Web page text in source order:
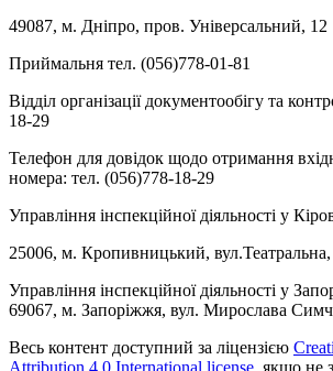
49087, м. Дніпро, пров. Універсальний, 12
Приймальня тел. (056)778-01-81
Відділ організації документообігу та
18-29
Телефон для довідок щодо отримання
номера: тел. (056)778-18-29
Управління інспекційної діяльності у
25006, м. Кропивницький,
Управління інспекційної діяльності у
69067, м. Запоріжжя, вул. Мирослава
Весь контент доступний за ліцензією